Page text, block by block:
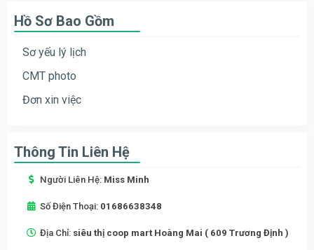
Hồ Sơ Bao Gồm
Sơ yếu lý lịch
CMT photo
Đơn xin việc
Thông Tin Liên Hệ
Người Liên Hệ: Miss Minh
Số Điện Thoại: 01686638348
Địa Chỉ: siêu thị coop mart Hoàng Mai ( 609 Trương Định )